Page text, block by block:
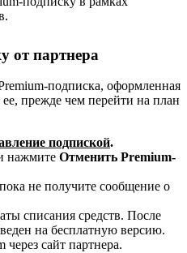
от партнера
подписка, оформленная
прежде чем перейти на план
подпиской.
нажмите Отменить Premium-
не получите сообщение о
списания средств. После
на бесплатную версию.
сайт партнера.